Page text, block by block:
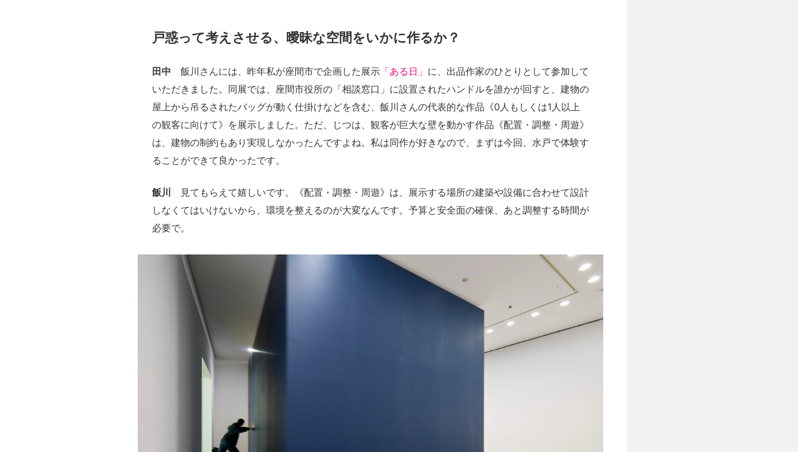
戸惑って考えさせる、曖昧な空間をいかに作るか？
田中 飯川さんには、昨年私が座間市で企画した展示「ある⽇」 に、出品作家のひとりとして参加して
いただきました。同展では、座間市役所の「相談窓口」に設置されたハンドルを誰かが回すと、建物の
屋上から吊るされたバッグが動く仕掛けなどを含む、飯川さんの代表的な作品《0人もしくは1人以上
の観客に向けて》を展示しました。ただ、じつは、観客が巨大な壁を動かす作品《配置・調整・周遊》
は、建物の制約もあり実現しなかったんですよね。私は同作が好きなので、まずは今回、水戸で体験す
ることができて良かったです。
飯川
見てもらえて嬉しいです。《配置・調整・周遊》は、展示する場所の建築や設備に合わせて設計
しなくてはいけないから、環境を整えるのが大変なんです。予算と安全面の確保、あと調整する時間が
必要で。